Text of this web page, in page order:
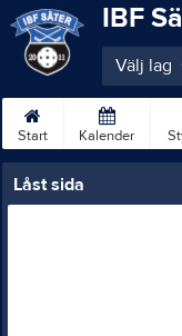
IBF
Välj lag
Start Kalender
Låst sida